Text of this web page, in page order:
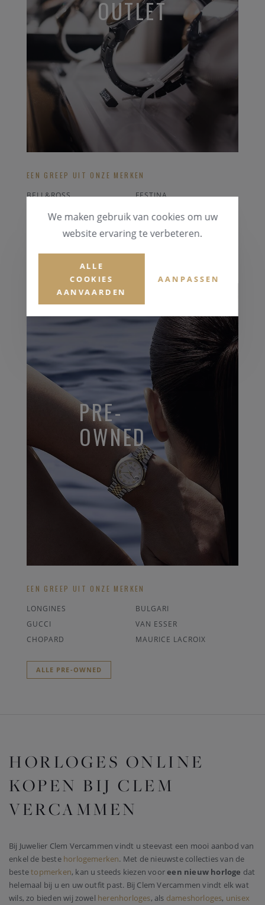
OUTLET
EEN GREEP UIT ONZE MERKEN
BELL&ROSS
FESTINA
ALLE OUTLET
PRE-
OWNED
EEN GREEP UIT ONZE MERKEN
LONGINES
BULGARI
GUCCI
VAN ESSER
CHOPARD
MAURICE LACROIX
ALLE PRE-OWNED
HORLOGES ONLINE
KOPEN BIJ CLEM
VERCAMMEN
Bij Juwelier Clem Vercammen vindt u steevast een mooi aanbod van
enkel de beste horlogemerken. Met de nieuwste collecties van de
bestetopmerken, kan u steeds kiezen vooreen nieuw horloge dat
helemaal bij u en uw outfit past. Bij Clem Vercammen vindt elk wat
wils, zo bieden wij zowel herenhorloges, als dameshorloges, unisex
We maken gebruik van cookies om uw
website ervaring te verbeteren.
ALLE
COOKIES
AANVAARDEN
AANPASSEN